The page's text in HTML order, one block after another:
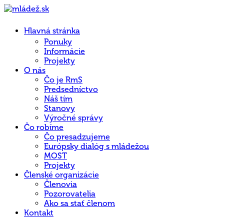
Hlavná stránka
Ponuky
Informácie
Projekty
O nás
Čo je RmS
Predsedníctvo
Náš tím
Stanovy
Výročné správy
Čo robíme
Čo presadzujeme
Európsky dialóg s mládežou
MOST
Projekty
Členské organizácie
Členovia
Pozorovatelia
Ako sa stať členom
Kontakt